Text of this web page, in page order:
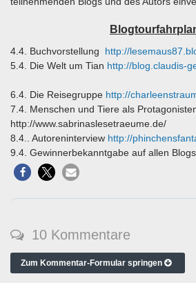
4.4. Buchvorstellung http://
5.4. Die Welt um Tian http://blog.claudis-
6.4. Die Reisegruppe http://
7.4. Menschen und Tiere als
http://www.sabrinaslesetraeume.de/
8.4.. Autoreninterview http://
9.4. Gewinnerbekanntgabe auf allen Blogs
10 Kommentare
Zum Kommentar-Formular springen